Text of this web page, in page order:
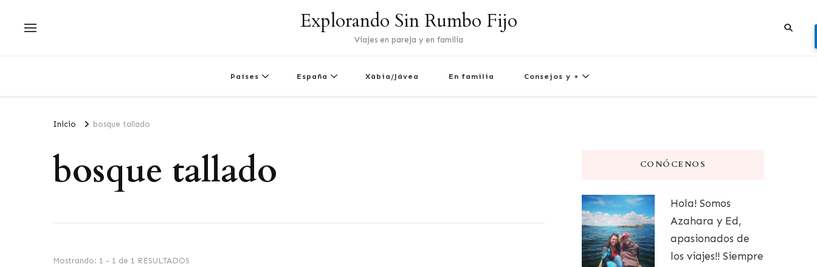
Explorando Sin Rumbo Fijo
Viajes en pareja y en familia
Países España Xàbia/Jávea En familia Consejos y +
Inicio bosque tallado
bosque tallado
Mostrando: 1 - 1 de 1 RESULTADOS
CONÓCENOS
Hola! Somos
Azahara y Ed,
apasionados de
los viajes!! Siempre